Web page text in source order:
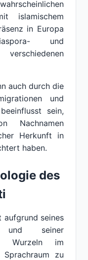
islamischem
in Europa
und
auch durch die
und
sein,
Nachnamen
Herkunft in
haben.
des
seines
und seiner
Wurzeln im
zu